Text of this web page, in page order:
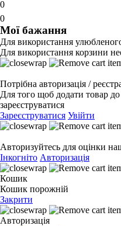
0
0
Мої бажання
Для використання
Для використання корзини
Потрібна авторизація /
Для того щоб додати товар
зареєструватися
Зареєструватися Увійти
Авторизуйтесь для оцінки
Інкогніто Авторизація
Кошик
Кошик порожній
Закрити
Авторизація